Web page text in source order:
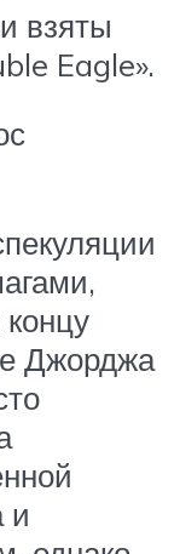
взяты
Eagle».
Джорджа
и